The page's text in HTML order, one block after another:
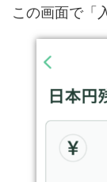
この画面で「